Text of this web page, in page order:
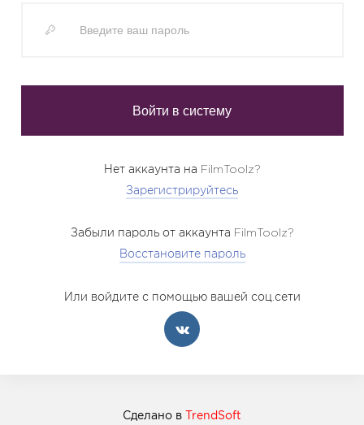
Нет аккаунта на FilmToolz?
Зарегистрируйтесь
Забыли пароль от аккаунта FilmToolz?
Восстановите пароль
Или войдите с помощью вашей соц.сети
Сделано в TrendSoft